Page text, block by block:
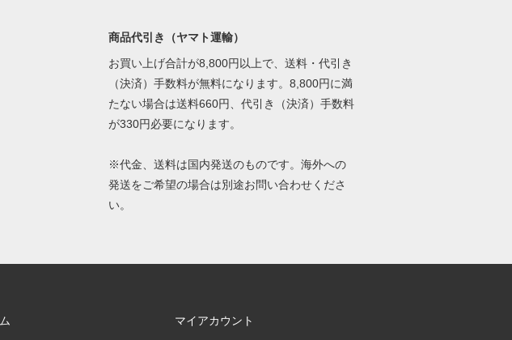
商品代引き（ヤマト運輸）
お買い上げ合計が8,800円以上で、送料・代引き
（決済）手数料が無料になります。8,800円に満
たない場合は送料660円、代引き（決済）手数料
が330円必要になります。
※代金、送料は国内発送のものです。海外への
発送をご希望の場合は別途お問い合わせくださ
い。
マイアカウント